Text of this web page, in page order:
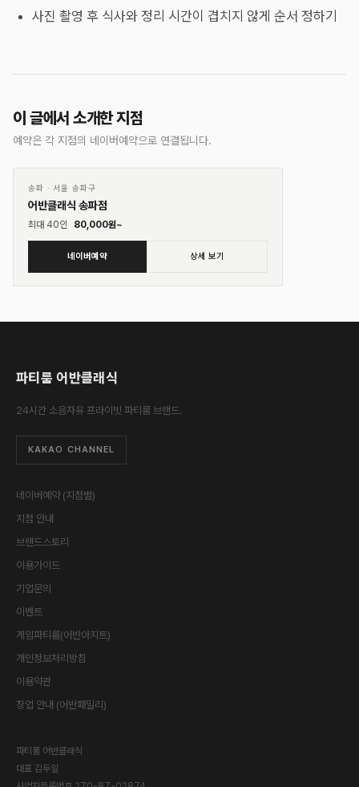
사진 촬영 후 식사와 정리 시간이 겹치지 않게 순서 정하기
이 글에서 소개한 지점
예약은 각 지점의 네이버예약으로 연결됩니다.
01
송파 · 서울 송파구
어반클래식 송파점
최대 40인 80,000원~
네이버예약 상세 보기
파티룸 어반클래식
24시간 소음자유 프라이빗 파티룸 브랜드.
KAKAO CHANNEL
네이버예약 (지점별)
지점 안내
브랜드스토리
이용가이드
기업문의
이벤트
게임파티룸(어반아지트)
개인정보처리방침
이용약관
창업 안내 (어반패밀리)
파티룸 어반클래식
대표 김두일